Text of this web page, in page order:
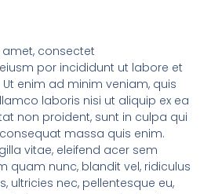
consectet
por incididunt ut labore et
enim ad minim veniam, quis
laboris nisi ut aliquip ex ea
non proident, sunt in culpa qui
massa quis enim.
vitae, eleifend acer sem
quam nunc, blandit vel, ridiculus
ultricies nec, pellentesque eu,